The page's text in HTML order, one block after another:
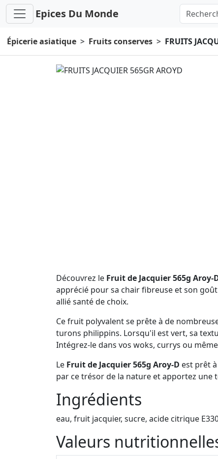
Epices Du Monde
Épicerie asiatique Fruits conserves FRUITS
Découvrez le Fruit de Jacquier 565g Aroy-
apprécié pour sa chair fibreuse et son
allié santé de choix.
Ce fruit polyvalent se prête à de
turons philippins. Lorsqu'il est vert, sa
Intégrez-le dans vos woks, currys ou
Le Fruit de Jacquier 565g Aroy-D est prêt
par ce trésor de la nature et apportez une
Ingrédients
eau, fruit jacquier, sucre, acide citrique
Valeurs